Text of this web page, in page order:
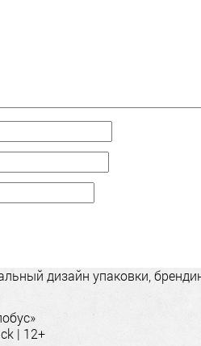
дизайн упаковки,
| 12+